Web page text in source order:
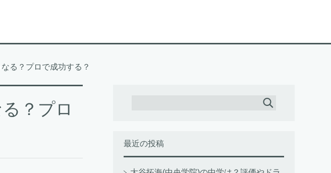
る？プロで成功する？
？プロ
最近の投稿